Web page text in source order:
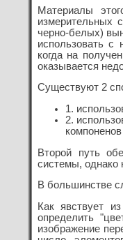
Материалы
измерительных
черно-белых)
использовать
когда на
оказывается
Существуют 2
1.
2.
Второй путь
системы, однако
В большинстве
Как явствует
определить
изображение